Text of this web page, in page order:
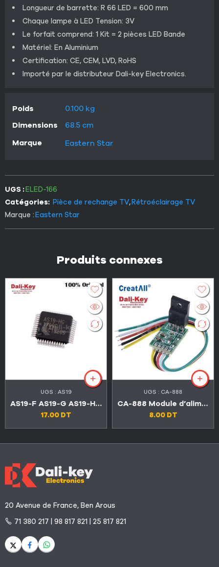
Longueur de barrette: R 66 LED = 600 mm
Chaque lampe à LED Tension: 3V
Le forfait comprend: 1 Kit = 2 pièces LED Bande
Matériel: En Aluminium
Certification: CE, CEM, LVD, RoHS
Importé par le distributeur Dali-key Electronics.
Poids
0.100 kg
Dimensions
68.5 cm
Marque
Eastern Star
UGS :ELED-166
Catégories: Pièce de rechange TV,Rétroéclairage TV
Marque :Eastern Star
Produits connexes
UGS : AS19
AS19-F AS19-G AS19-HG AS19-H1G
17.00 DT
UGS : CA-888
CA-888 Module d’alimentation universel TV LED et LCD
8.00 DT
20 Avenue de France, Ben Arous
71 380 217 | 98 817 821 | 25 817 821